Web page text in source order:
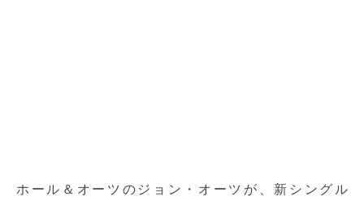
ホール＆オーツのジョン・オーツが、新シングル